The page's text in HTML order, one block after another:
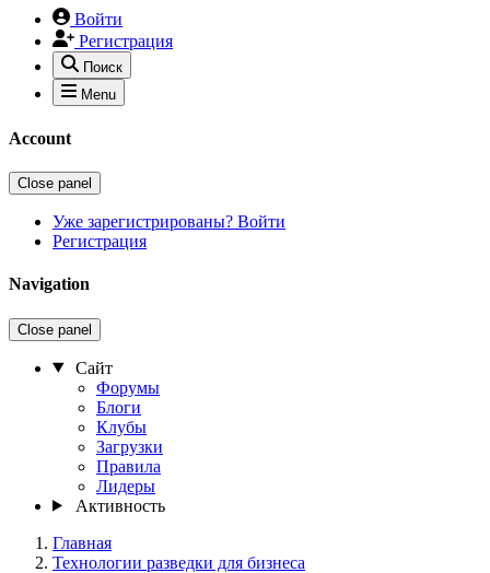
Войти
Регистрация
Поиск
Menu
Account
Close panel
Уже зарегистрированы? Войти
Регистрация
Navigation
Close panel
Сайт
Форумы
Блоги
Клубы
Загрузки
Правила
Лидеры
Активность
Главная
Технологии разведки для бизнеса